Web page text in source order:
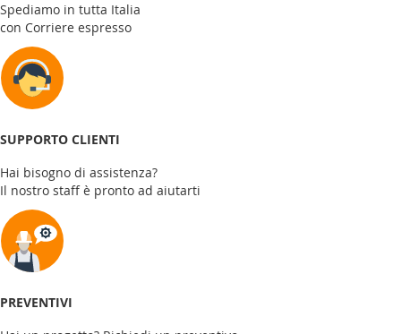
Spediamo in tutta Italia
con Corriere espresso
SUPPORTO CLIENTI
Hai bisogno di assistenza?
Il nostro staff è pronto ad aiutarti
PREVENTIVI